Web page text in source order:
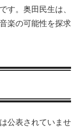
す。奥田民生は、
楽の可能性を探求
公表されていませ